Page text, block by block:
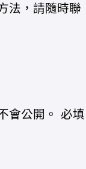
法，請隨時聯
會公開。 必填